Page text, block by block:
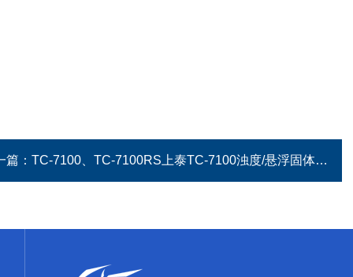
篇： TC-7100、TC-7100RS上泰TC-7100浊度/悬浮固体变送器